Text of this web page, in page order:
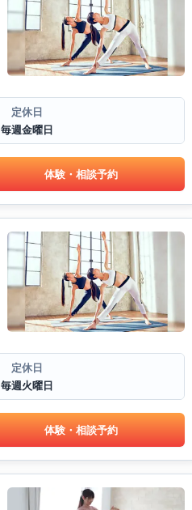
定休日
毎週金曜日
体験・相談予約
定休日
毎週火曜日
体験・相談予約